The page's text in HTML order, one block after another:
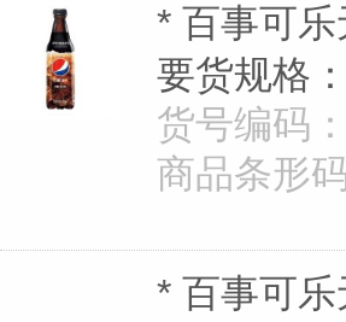
* 百事可
要货规格
货号编码
商品条形
* 百事可